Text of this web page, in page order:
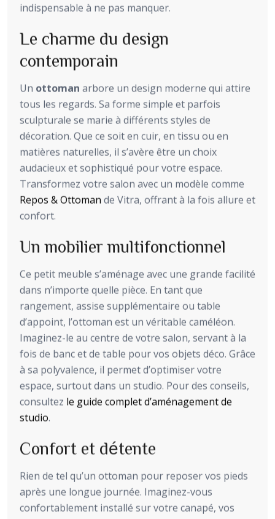
indispensable à ne pas manquer.
Le charme du design
contemporain
Un ottoman arbore un design moderne qui attire
tous les regards. Sa forme simple et parfois
sculpturale se marie à différents styles de
décoration. Que ce soit en cuir, en tissu ou en
matières naturelles, il s’avère être un choix
audacieux et sophistiqué pour votre espace.
Transformez votre salon avec un modèle comme
Repos & Ottoman de Vitra, offrant à la fois allure et
confort.
Un mobilier multifonctionnel
Ce petit meuble s’aménage avec une grande facilité
dans n’importe quelle pièce. En tant que
rangement, assise supplémentaire ou table
d’appoint, l’ottoman est un véritable caméléon.
Imaginez-le au centre de votre salon, servant à la
fois de banc et de table pour vos objets déco. Grâce
à sa polyvalence, il permet d’optimiser votre
espace, surtout dans un studio. Pour des conseils,
consultez le guide complet d’aménagement de
studio.
Confort et détente
Rien de tel qu’un ottoman pour reposer vos pieds
après une longue journée. Imaginez-vous
confortablement installé sur votre canapé, vos